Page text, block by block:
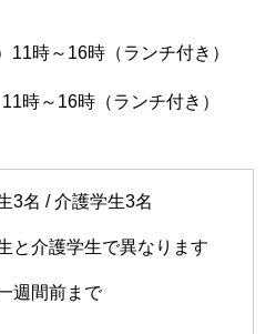
11時～16時（ランチ付き）
時～16時（ランチ付き）
3名 / 介護学生3名
と介護学生で異なります
週間前まで